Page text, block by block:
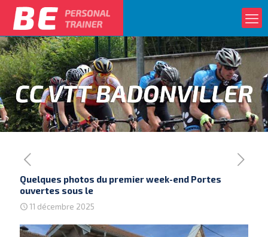
Quelques photos du premier week-end Portes
ouvertes sous le
11 décembre 2025